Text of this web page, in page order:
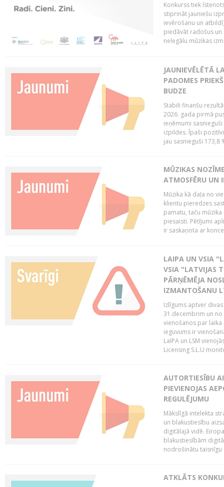
Konkurss tiek
stiprināt jauniešu
ievērošanu un
piedāvāt radošus
nelegālu mūzikas
JAUNIEVĒLĒTĀ
PADOMES
BUDZE
Stabili finanšu
2026. gada pirmā
ieņēmumi
izpildes. Īpaši
jau sasnieguši 173,8
MŪZIKAS
ATMOSFĒRU UN
Mūzika kā daļa no
klientu pieredzes
pamatu, taču
piesaisti. Pētījumi
ir saskaņota ar
LAIPA UN VSIA
VSIA "LATVIJAS
PĀRŅĒMĒJA
IZMANTOŠANU
Izlīgums aptver
31.decembrim un no
vienošanos par
ieguvums ir
LaIPA un LSM
Licensing S.L.U
AUTORTIESĪBU
PIEVIENOJAS
REGULĒJUMU
Mākslīgā intelekta
un blakustiesību
digitālajā vidē.
blakustiesībām
nodrošinātu taisnīgu
ATKLĀTS